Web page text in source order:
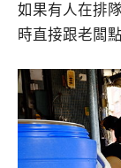
如果有人在排
時直接跟老闆